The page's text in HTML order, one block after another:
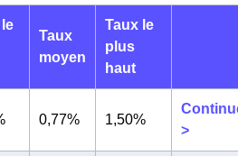
Taux
moyen
Taux le
plus
haut
0,77% 1,50%
>